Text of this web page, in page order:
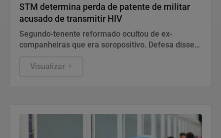
STM determina perda de patente de militar
acusado de transmitir HIV
Segundo-tenente reformado ocultou de ex-
companheiras que era soropositivo. Defesa disse
e não tem relação com a função no Exército.
Visualizar